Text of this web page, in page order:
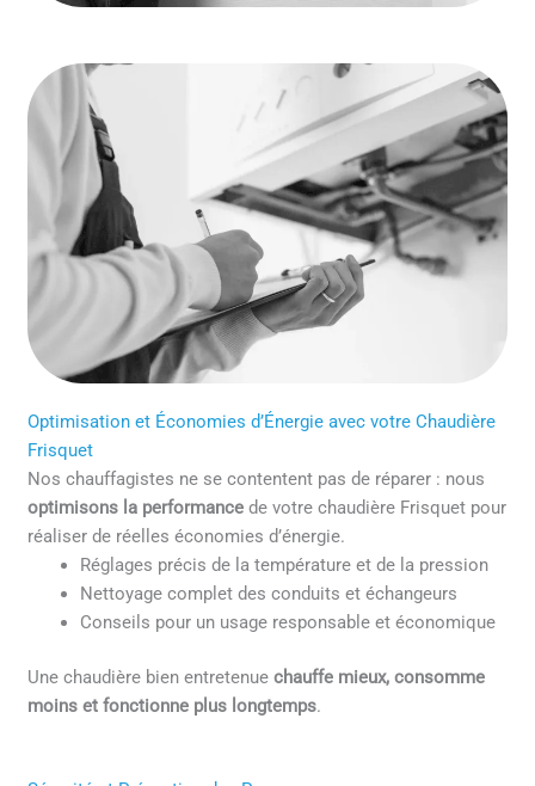
Optimisation et Économies d’Énergie avec votre Chaudière
Frisquet
Nos chauffagistes ne se contentent pas de réparer : nous
optimisons la performance de votre chaudière Frisquet pour
réaliser de réelles économies d’énergie.
Réglages précis de la température et de la pression
Nettoyage complet des conduits et échangeurs
Conseils pour un usage responsable et économique
Une chaudière bien entretenuechauffe mieux, consomme
moins et fonctionne plus longtemps.